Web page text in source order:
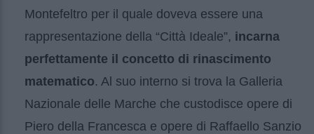
Montefeltro per il quale doveva essere una
rappresentazione della “Città Ideale”, incarna
perfettamente il concetto di rinascimento
matematico. Al suo interno si trova la Galleria
Nazionale delle Marche che custodisce opere di
Piero della Francesca e opere di Raffaello Sanzio